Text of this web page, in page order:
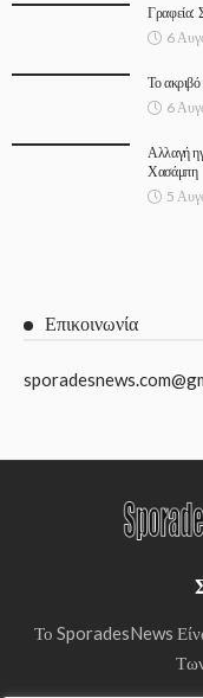
Γραφεία:
6
Το ακριβό
6
Αλλαγή
Χασάμπη
5
Επικοινωνία
Το SporadesNews